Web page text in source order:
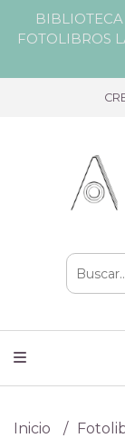
FOTOLIBROS
Inicio